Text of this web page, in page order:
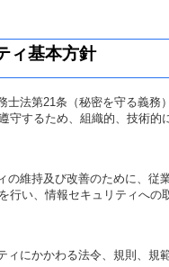
ィ基本方針
士法第21条（秘密を守る義務
守するため、組織的、技術的
の維持及び改善のために、従
行い、情報セキュリティへの
ィにかかわる法令、規則、規